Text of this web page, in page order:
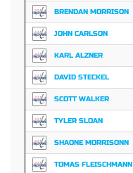
BRENDAN MORRISON
JOHN CARLSON
KARL ALZNER
DAVID STECKEL
SCOTT WALKER
TYLER SLOAN
SHAONE MORRISONN
TOMAS FLEISCHMANN